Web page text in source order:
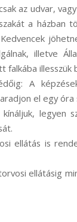
az udvar,
a házban
illetve
illesszük
A
el egy óra
legyen
ellátás is
ellátásig